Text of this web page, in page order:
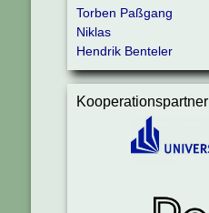
Torben Paßgang
Niklas
Hendrik Benteler
Kooperationspartner